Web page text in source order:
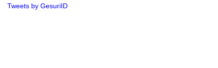
Tweets by GesuriID